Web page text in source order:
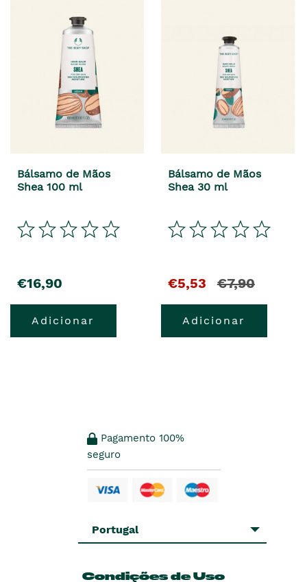
Bálsamo de Mãos
Shea 100 ml
€16,90
Adicionar
Bálsamo de Mãos
Shea 30 ml
€5,53 €7,90
Adicionar
Pagamento 100%
seguro
Portugal
Condições de Uso